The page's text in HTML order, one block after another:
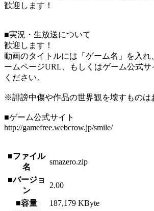
歓迎します！
■実況・生放送について
歓迎します！
動画のタイトルには「ゲーム名」を入れ
ームページURL、もしくはゲーム公式サ
ください。
※誹謗中傷や作品の世界観を壊すものは
■ゲーム公式サイト
http://gamefree.webcrow.jp/smile/
■ファイル
名
smazero.zip
■バージョ
ン
2.00
■容量
187,179 KByte